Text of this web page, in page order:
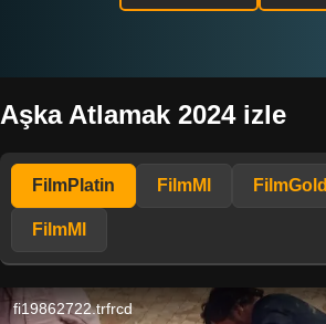
Aşka Atlamak 2024 izle
FilmPlatin FilmMl FilmGold
FilmMl